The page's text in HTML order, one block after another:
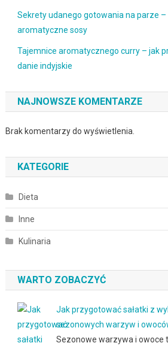
Sekrety udanego gotowania na parze –
aromatyczne sosy
Tajemnice aromatycznego curry – jak
danie indyjskie
NAJNOWSZE KOMENTARZE
Brak komentarzy do wyświetlenia.
KATEGORIE
Dieta
Inne
Kulinaria
WARTO ZOBACZYĆ
Jak przygotować sałatki z
sezonowych warzyw i
Sezonowe warzywa i owoce